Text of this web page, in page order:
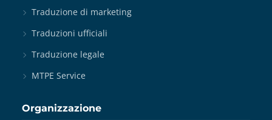
Traduzione di marketing
Traduzioni ufficiali
Traduzione legale
MTPE Service
Organizzazione